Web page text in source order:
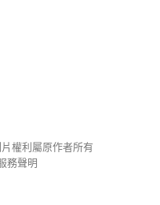
權利屬原作者所有
務聲明